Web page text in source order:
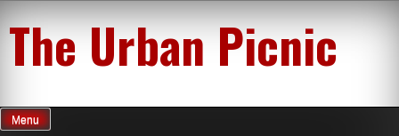
The Urban Picnic
Menu